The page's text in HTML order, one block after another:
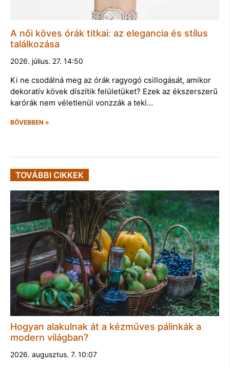
A női köves órák titkai: az elegancia és stílus
találkozása
2026. július. 27. 14:50
Ki ne csodálná meg az órák ragyogó csillogását, amikor
dekoratív kövek díszítik felületüket? Ezek az ékszerszerű
karórák nem véletlenül vonzzák a teki…
BŐVEBBEN »
TOVÁBBI CIKKEK
Hogyan alakulnak át a kézműves pálinkák a
modern világban?
2026. augusztus. 7. 10:07